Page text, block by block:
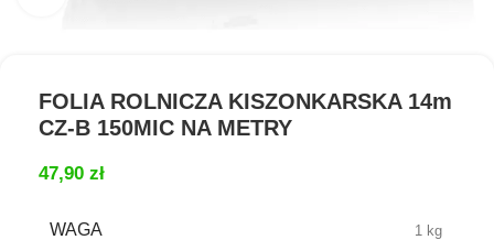
FOLIA ROLNICZA KISZONKARSKA 14m
CZ-B 150MIC NA METRY
47,90 zł
WAGA 1 kg